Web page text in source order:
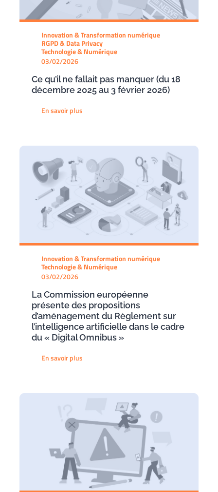
Innovation & Transformation numérique
RGPD & Data Privacy
Technologie & Numérique
03/02/2026
Ce qu’il ne fallait pas manquer (du 18
décembre 2025 au 3 février 2026)
En savoir plus
Innovation & Transformation numérique
Technologie & Numérique
03/02/2026
La Commission européenne
présente des propositions
d’aménagement du Règlement sur
l’intelligence artificielle dans le cadre
du « Digital Omnibus »
En savoir plus